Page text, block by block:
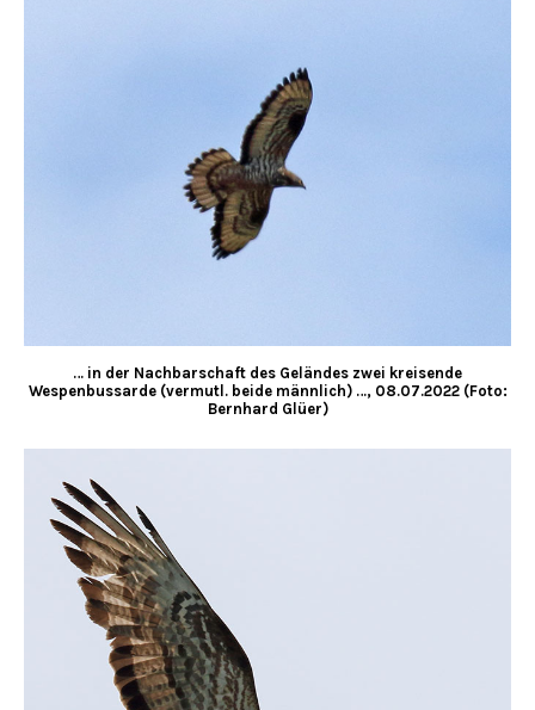
… in der Nachbarschaft des Geländes zwei kreisende
Wespenbussarde (vermutl. beide männlich) …, 08.07.2022 (Foto:
Bernhard Glüer)